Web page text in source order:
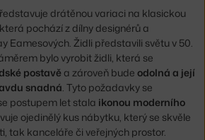
drátěnou variaci na klasickou
pochází z dílny designérů a
Eamesových. Židli představili světu v 50.
bylo vyrobit židli, která se
postavě a zároveň bude odolná a její
snadná. Tyto požadavky se
postupem let stala ikonou moderního
ojedinělý kus nábytku, který se skvěle
tak kanceláře či veřejných prostor.